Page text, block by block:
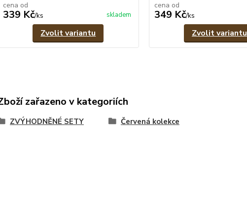
cena od
339 Kč/ks skladem
Zvolit variantu
cena od
349 Kč/ks
Zvolit variantu
zařazeno v kategoriích
ZVÝHODNĚNÉ SETY Červená kolekce